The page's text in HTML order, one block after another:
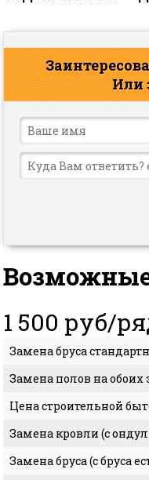
Или
1 500 руб/
Замена бруса
Замена полов на
Цена строительной
Замена кровли (с
Замена бруса (с бруса